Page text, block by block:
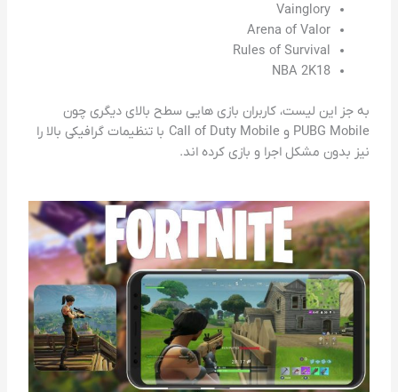
Vainglory
Arena of Valor
Rules of Survival
NBA 2K18
به جز این لیست، کاربران بازی هایی سطح بالای دیگری چون
PUBG Mobile و Call of Duty Mobile با تنظیمات گرافیکی بالا را
نیز بدون مشکل اجرا و بازی کرده اند.